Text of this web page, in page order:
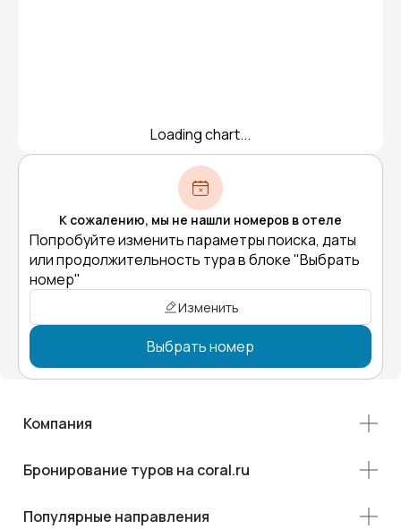
Loading chart...
К сожалению, мы не нашли номеров в отеле
Попробуйте изменить параметры поиска, даты
или продолжительность тура в блоке "Выбрать
номер"
Изменить
Выбрать номер
Компания
Бронирование туров на coral.ru
Популярные направления